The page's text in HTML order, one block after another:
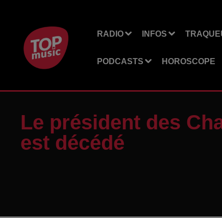
RADIO INFOS
PODCASTS HOROSCOPE
Le président des
est décédé